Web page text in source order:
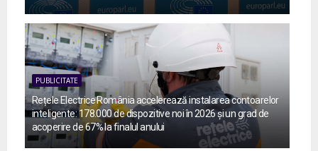
PUBLICITATE
Rețele Electrice România accelerează instalarea contoarelor
inteligente: 178.000 de dispozitive noi în 2026 și un grad de
acoperire de 67% la finalul anului